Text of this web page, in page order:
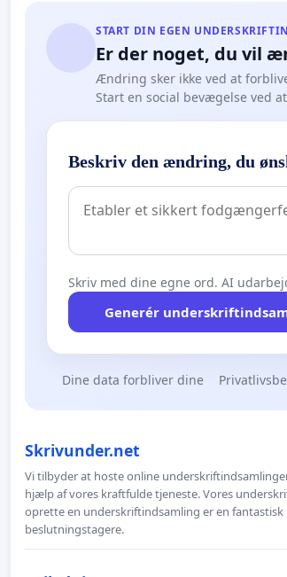
START DIN EGEN
Er der noget, du vil
Ændring sker ikke ved at
Start en social bevægelse ved
Beskriv den ændring, du
Skriv med dine egne ord. AI
Generér
Dine data forbliver dine
Skrivunder.net
Vi tilbyder at hoste online
hjælp af vores kraftfulde tjeneste. Vores
oprette en underskriftindsamling er en
beslutningstagere.